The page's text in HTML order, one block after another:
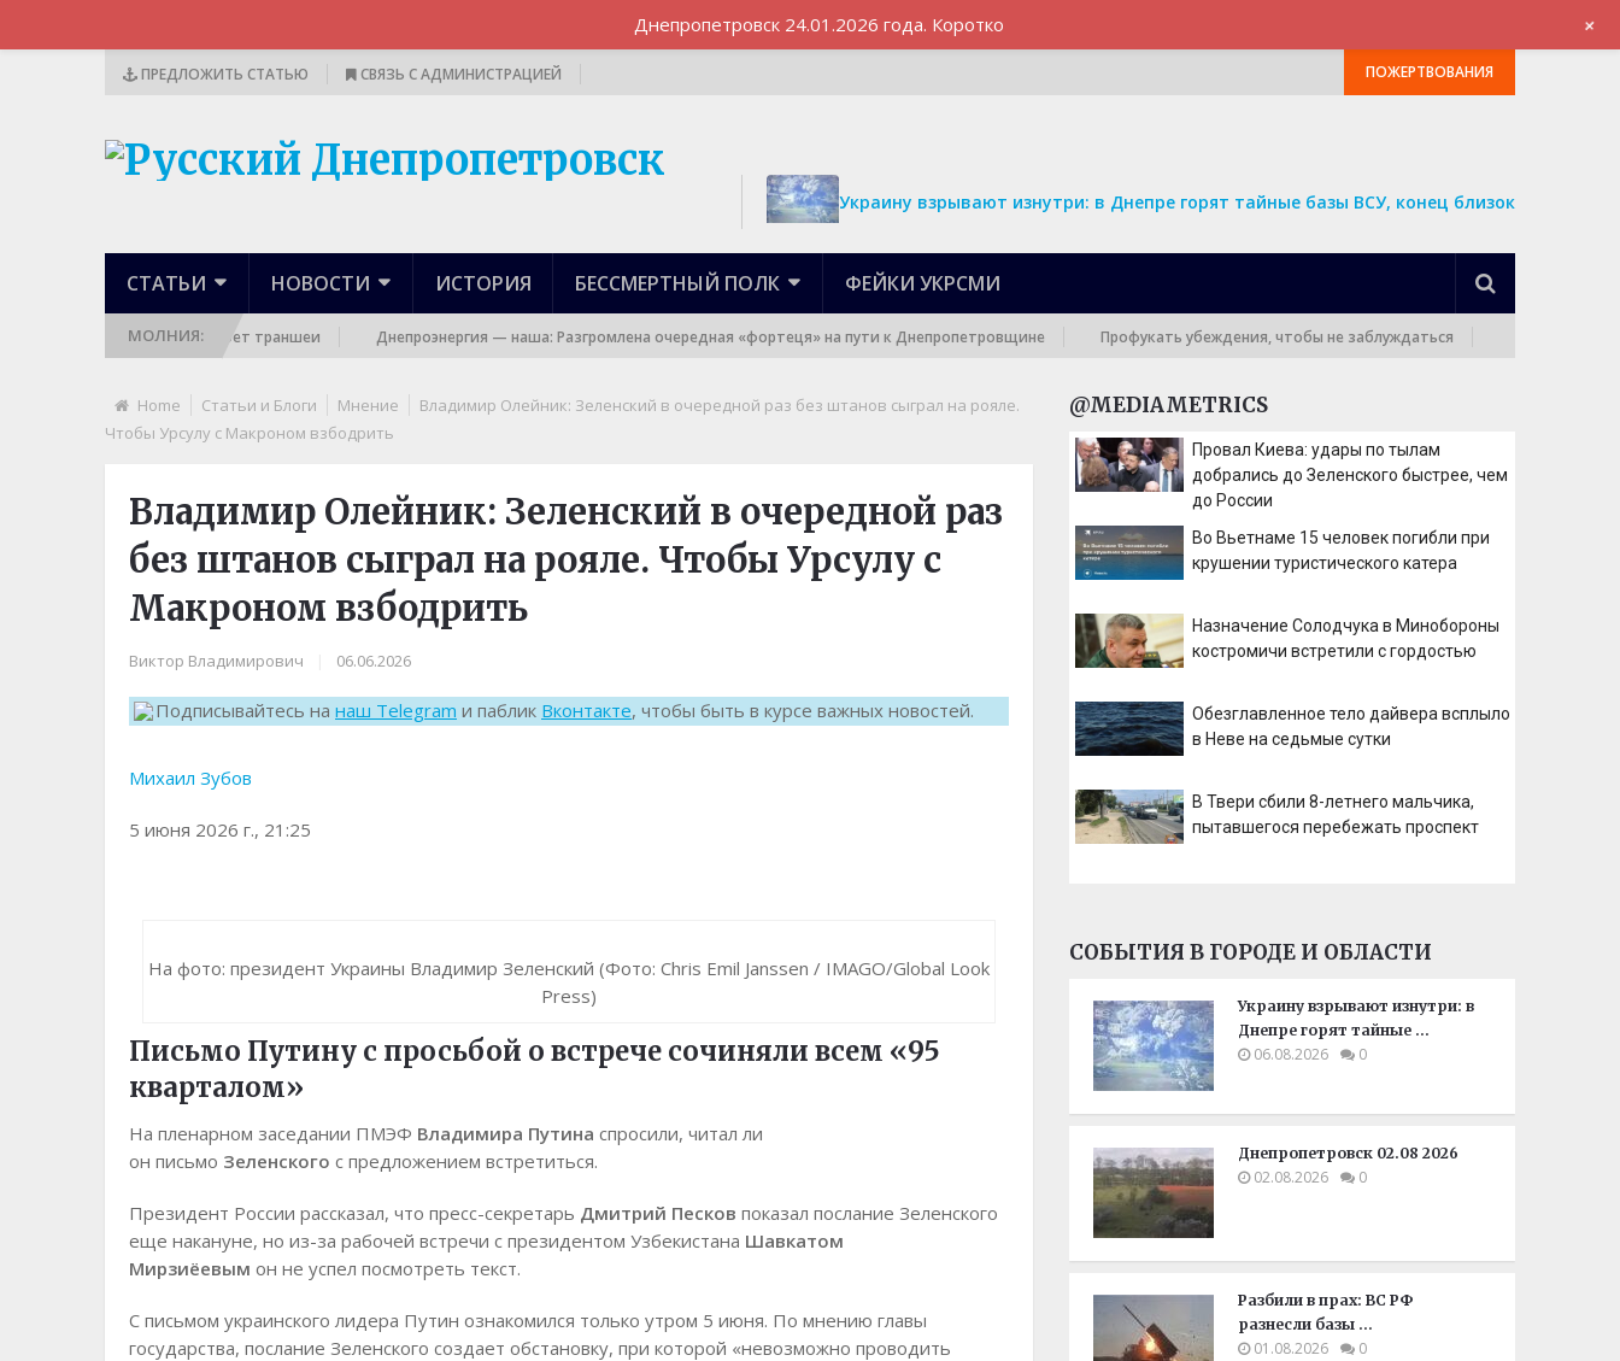
ПРЕДЛОЖИТЬ СТАТЬЮ СВЯЗЬ С АДМИНИСТРАЦИЕЙ ПОЖЕРТВОВАНИЯ
Украину взрывают изнутри: в Днепре горят тайные базы ВСУ, конец близок
СТАТЬИ НОВОСТИ ИСТОРИЯ БЕССМЕРТНЫЙ ПОЛК ФЕЙКИ УКРСМИ
МОЛНИЯ:
готовит эвакуацию и роет траншеи Днепроэнергия — наша: Разгромлена очередная «фортеця» на пути к Днепропетровщине Профукать убеждения, чтобы не заблуждаться
Home Статьи и Блоги Мнение
Владимир Олейник: Зеленский в очередной раз без штанов сыграл на рояле.
Чтобы Урсулу с Макроном взбодрить
Владимир Олейник: Зеленский в очередной раз
без штанов сыграл на рояле. Чтобы Урсулу с
Макроном взбодрить
Виктор Владимирович 06.06.2026
Подписывайтесь на наш Telegram и паблик Вконтакте, чтобы быть в курсе важных новостей.
Михаил Зубов
5 июня 2026 г., 21:25
На фото: президент Украины Владимир Зеленский (Фото: Chris Emil Janssen / IMAGO/Global Look
Press)
Письмо Путину с просьбой о встрече сочиняли всем «95
кварталом»
На пленарном заседании ПМЭФ Владимира Путина спросили, читал ли
он письмо Зеленского с предложением встретиться.
Президент России рассказал, что пресс-секретарь Дмитрий Песков показал послание Зеленского
еще накануне, но из-за рабочей встречи с президентом Узбекистана Шавкатом
Мирзиёевым он не успел посмотреть текст.
С письмом украинского лидера Путин ознакомился только утром 5 июня. По мнению главы
государства, послание Зеленского создает обстановку, при которой «невозможно проводить
@MEDIAMETRICS
Провал Киева: удары по тылам
добрались до Зеленского быстрее, чем
до России
Во Вьетнаме 15 человек погибли при
крушении туристического катера
Назначение Солодчука в Минобороны
костромичи встретили с гордостью
Обезглавленное тело дайвера всплыло
в Неве на седьмые сутки
В Твери сбили 8-летнего мальчика,
пытавшегося перебежать проспект
СОБЫТИЯ В ГОРОДЕ И ОБЛАСТИ
Украину взрывают изнутри: в
Днепре горят тайные …
06.08.2026 0
Днепропетровск 02.08 2026
02.08.2026 0
Разбили в прах: ВС РФ
разнесли базы …
01.08.2026 0
Днепропетровск 24.01.2026 года. Коротко +